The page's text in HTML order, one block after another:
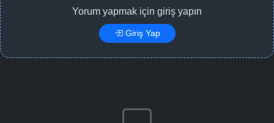
Yorum yapmak için giriş yapın
Giriş Yap